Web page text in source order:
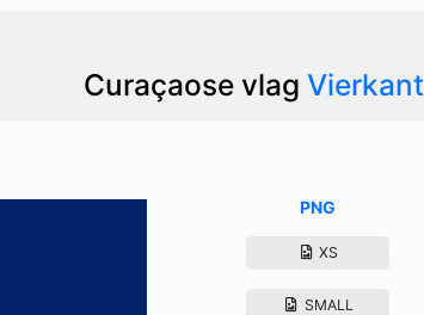
Curaçaose vlag Vierkant
PNG
XS
SMALL